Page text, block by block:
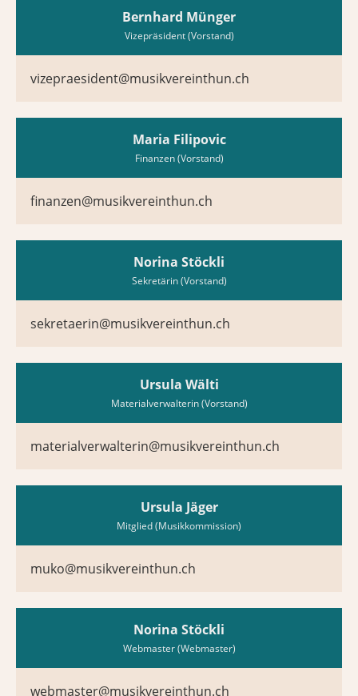
Bernhard Münger
Vizepräsident (Vorstand)
vizepraesident@musikvereinthun.ch
Maria Filipovic
Finanzen (Vorstand)
finanzen@musikvereinthun.ch
Norina Stöckli
Sekretärin (Vorstand)
sekretaerin@musikvereinthun.ch
Ursula Wälti
Materialverwalterin (Vorstand)
materialverwalterin@musikvereinthun.ch
Ursula Jäger
Mitglied (Musikkommission)
muko@musikvereinthun.ch
Norina Stöckli
Webmaster (Webmaster)
webmaster@musikvereinthun.ch